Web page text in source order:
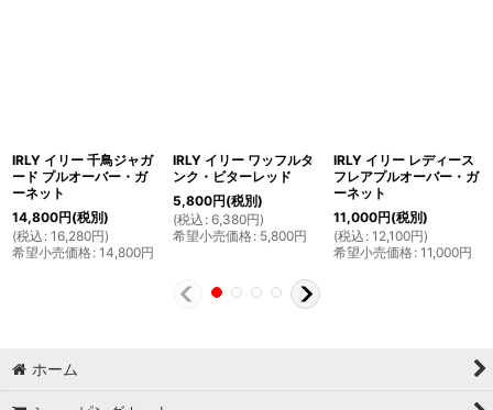
IRLY イリー 千鳥ジャガ
ード プルオーバー・ガ
ーネット
14,800円(税別)
(税込 : 16,280円)
希望小売価格: 14,800円
IRLY イリー ワッフルタ
ンク・ビターレッド
5,800円(税別)
(税込 : 6,380円)
希望小売価格: 5,800円
IRLY イリー レディース
フレアプルオーバー・ガ
ーネット
11,000円(税別)
(税込 : 12,100円)
希望小売価格: 11,000円
ホーム